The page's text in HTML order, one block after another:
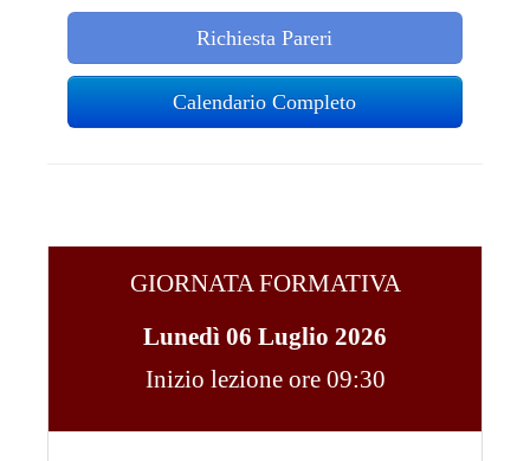
Richiesta Pareri
Calendario Completo
GIORNATA FORMATIVA
Lunedì 06 Luglio 2026
Inizio lezione ore 09:30